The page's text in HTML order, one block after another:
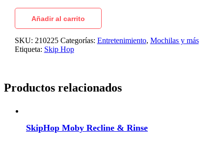
Añadir al carrito
SKU: 210225 Categorías: Entretenimiento, Mochilas y más
Etiqueta: Skip Hop
Productos relacionados
SkipHop Moby Recline & Rinse